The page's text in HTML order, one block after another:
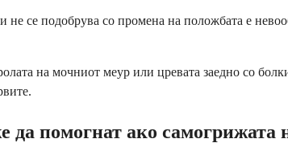
не се подобрува со промена на положбата е
на мочниот меур или цревата заедно со
да помогнат ако самогрижата